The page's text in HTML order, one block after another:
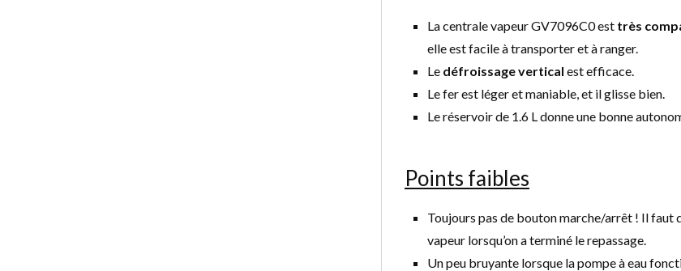
La centrale vapeur GV7096C0 est très
elle est facile à transporter et à ranger.
Le défroissage vertical est efficace.
Le fer est léger et maniable, et il glisse bien.
Le réservoir de 1.6 L donne une bonne
Points faibles
Toujours pas de bouton marche/arrêt ! Il faut
vapeur lorsqu’on a terminé le repassage.
Un peu bruyante lorsque la pompe à eau